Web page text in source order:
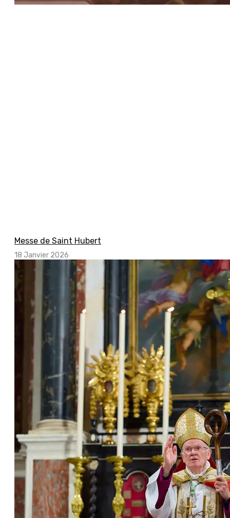
Messe de Saint Hubert
18 Janvier 2026